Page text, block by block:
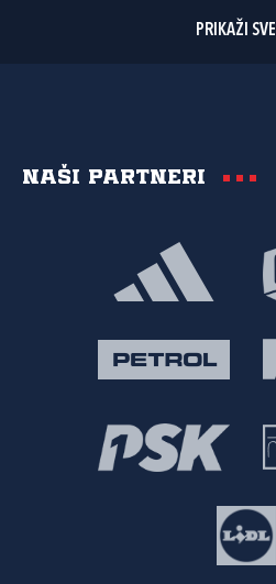
PRIKAŽI SVE
Naši partneri